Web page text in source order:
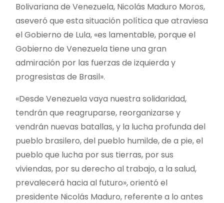
Bolivariana de Venezuela, Nicolás Maduro Moros,
aseveró que esta situación política que atraviesa
el Gobierno de Lula, «es lamentable, porque el
Gobierno de Venezuela tiene una gran
admiración por las fuerzas de izquierda y
progresistas de Brasil».
«Desde Venezuela vaya nuestra solidaridad,
tendrán que reagruparse, reorganizarse y
vendrán nuevas batallas, y la lucha profunda del
pueblo brasilero, del pueblo humilde, de a pie, el
pueblo que lucha por sus tierras, por sus
viviendas, por su derecho al trabajo, a la salud,
prevalecerá hacia al futuro», orientó el
presidente Nicolás Maduro, referente a lo antes